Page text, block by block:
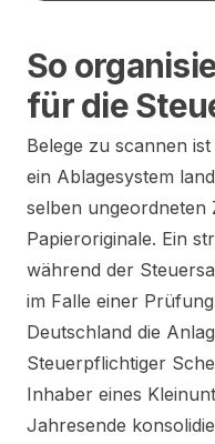
So
für die
Belege zu scannen
ein Ablagesystem
selben ungeordneten
Papieroriginale. Ein
während der
im Falle einer
Deutschland die
Steuerpflichtiger
Inhaber eines
Jahresende